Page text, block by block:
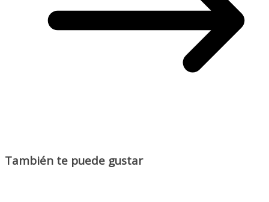
También te puede gustar